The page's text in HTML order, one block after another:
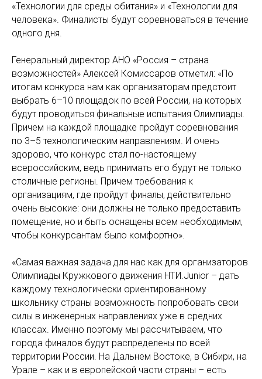
«Технологии для среды обитания» и «Технологии для
человека». Финалисты будут соревноваться в течение
одного дня.
Генеральный директор АНО «Россия – страна
возможностей» Алексей Комиссаров отметил: «По
итогам конкурса нам как организаторам предстоит
выбрать 6–10 площадок по всей России, на которых
будут проводиться финальные испытания Олимпиады.
Причем на каждой площадке пройдут соревнования
по 3–5 технологическим направлениям. И очень
здорово, что конкурс стал по-настоящему
всероссийским, ведь принимать его будут не только
столичные регионы. Причем требования к
организациям, где пройдут финалы, действительно
очень высокие: они должны не только предоставить
помещение, но и быть оснащены всем необходимым,
чтобы конкурсантам было комфортно».
«Самая важная задача для нас как для организаторов
Олимпиады Кружкового движения НТИ.Junior – дать
каждому технологически ориентированному
школьнику страны возможность попробовать свои
силы в инженерных направлениях уже в средних
классах. Именно поэтому мы рассчитываем, что
города финалов будут распределены по всей
территории России. На Дальнем Востоке, в Сибири, на
Урале – как и в европейской части страны – есть